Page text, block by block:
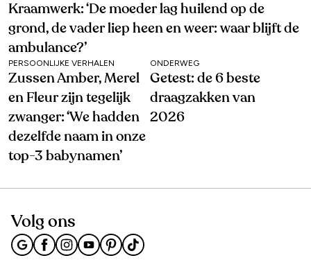
Kraamwerk: ‘De moeder lag huilend op de
grond, de vader liep heen en weer: waar blijft de
ambulance?’
PERSOONLIJKE VERHALEN
Zussen Amber, Merel
en Fleur zijn tegelijk
zwanger: ‘We hadden
dezelfde naam in onze
top-3 babynamen’
ONDERWEG
Getest: de 6 beste
draagzakken van
2026
Volg ons